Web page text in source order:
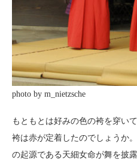
photo by m_nietzsche
もともとは好みの色の袴を穿い
袴は赤が定着したのでしょうか
の起源である天細女命が舞を披